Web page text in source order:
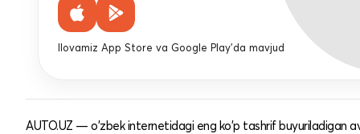
Ilovamiz App Store va Google Play'da mavjud
AUTO.UZ — o'zbek internetidagi eng ko'p tashrif buyuriladigan